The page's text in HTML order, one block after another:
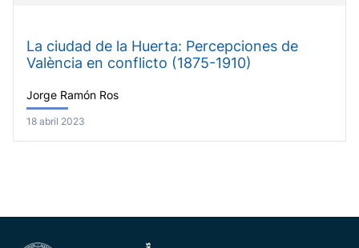
La ciudad de la Huerta: Percepciones de
València en conflicto (1875-1910)
Jorge Ramón Ros
18 abril 2023